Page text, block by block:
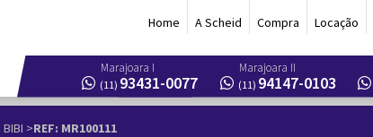
Home A Scheid Compra Locação
Marajoara I
(11) 93431-0077
Marajoara II
(11) 94147-0103
>REF: MR100111